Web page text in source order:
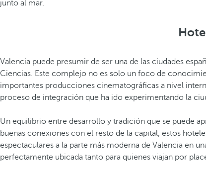
junto al mar.
Valencia puede presumir de ser una de las ciudades
Ciencias. Este complejo no es solo un foco de
importantes producciones cinematográficas a nivel
proceso de integración que ha ido experimentando la
Un equilibrio entre desarrollo y tradición que se puede
buenas conexiones con el resto de la capital, estos
espectaculares a la parte más moderna de Valencia en
perfectamente ubicada tanto para quienes viajan por